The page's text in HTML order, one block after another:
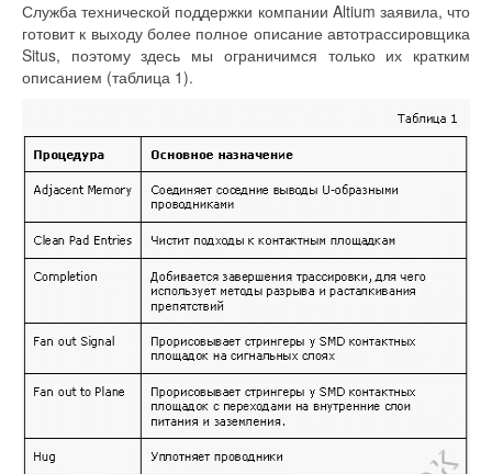
Служба технической поддержки компании Altium заявила, что
готовит к выходу более полное описание автотрассировщика
Situs, поэтому здесь мы ограничимся только их кратким
описанием (таблица 1).